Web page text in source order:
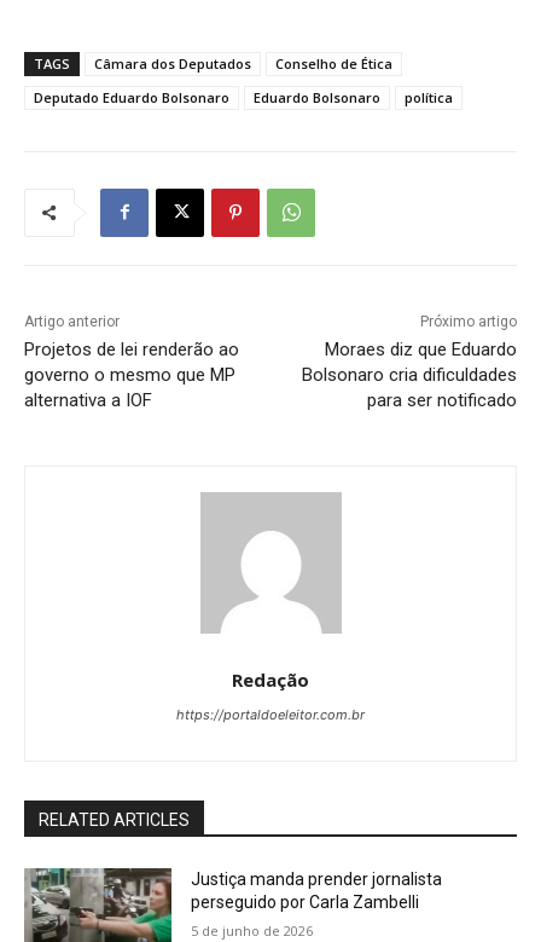
TAGS Câmara dos Deputados
Conselho de Ética
Deputado Eduardo Bolsonaro
Eduardo Bolsonaro política
Artigo anterior
Projetos de lei renderão ao
governo o mesmo que MP
alternativa a IOF
Próximo artigo
Moraes diz que Eduardo
Bolsonaro cria dificuldades
para ser notificado
Redação
https://portaldoeleitor.com.br
RELATED ARTICLES
Justiça manda prender jornalista
perseguido por Carla Zambelli
5 de junho de 2026